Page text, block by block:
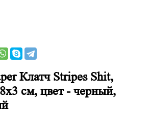
Клатч Stripes Shit,
см, цвет - черный,